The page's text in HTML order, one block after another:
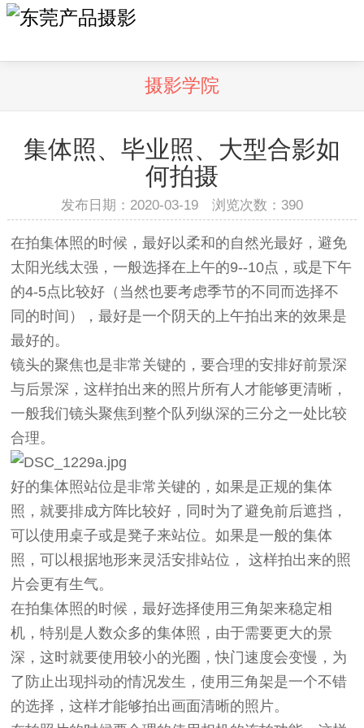
摄影学院
集体照、毕业照、大型合影如
何拍摄
发布日期：2020-03-19 浏览次数： 390
在拍集体照的时候，最好以柔和的自然光最好，避免
太阳光线太强，一般选择在上午的9--10点，或是下午
的4-5点比较好（当然也要考虑季节的不同而选择不
同的时间），最好是一个阴天的上午拍出来的效果是
最好的。
镜头的聚焦也是非常关键的，要合理的安排好前景深
与后景深，这样拍出来的照片所有人才能够更清晰，
一般我们镜头聚焦到整个队列纵深的三分之一处比较
合理。
好的集体照站位是非常关键的，如果是正规的集体
照，就要排成方阵比较好，同时为了避免前后遮挡，
可以使用桌子或是凳子来站位。如果是一般的集体
照，可以根据地形来灵活安排站位， 这样拍出来的照
片会更有生气。
在拍集体照的时候，最好选择使用三角架来稳定相
机，特别是人数众多的集体照，由于需要更大的景
深，这时就要使用较小的光圈，快门速度会变慢，为
了防止出现抖动的情况发生，使用三角架是一个不错
的选择，这样才能够拍出画面清晰的照片。